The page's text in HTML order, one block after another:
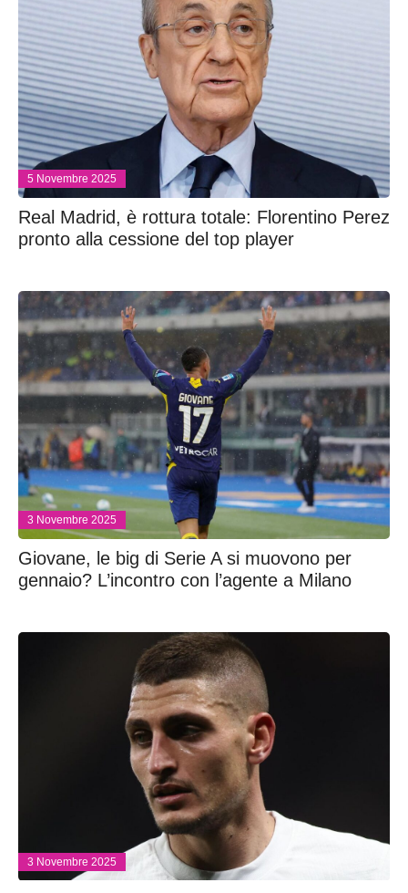
5 Novembre 2025
Real Madrid, è rottura totale: Florentino Perez
pronto alla cessione del top player
3 Novembre 2025
Giovane, le big di Serie A si muovono per
gennaio? L’incontro con l’agente a Milano
3 Novembre 2025